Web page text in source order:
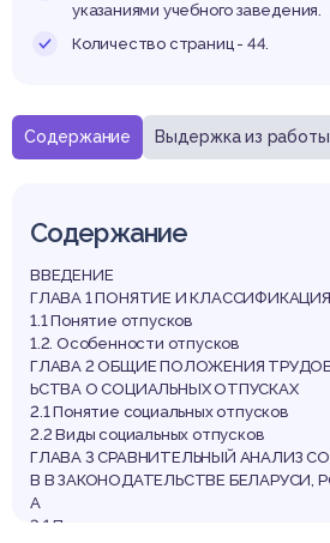
Содержание Выдержка из работы
Содержание
ВВЕДЕНИЕ
ГЛАВА 1 ПОНЯТИЕ И
1.1 Понятие отпусков
1.2. Особенности отпусков
ГЛАВА 2 ОБЩИЕ ПОЛОЖЕНИЯ
ЬСТВА О СОЦИАЛЬНЫХ ОТПУСКАХ
2.1 Понятие социальных отпусков
2.2 Виды социальных отпусков
ГЛАВА 3 СРАВНИТЕЛЬНЫЙ АНАЛИЗ
В В ЗАКОНОДАТЕЛЬСТВЕ БЕЛАРУСИ,
А
3.1 Предоставление социальных
указаниями учебного заведения.
Количество страниц - 44.